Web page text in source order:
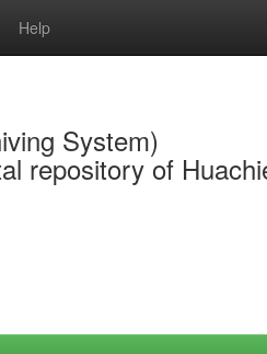
Help
System)
repository of